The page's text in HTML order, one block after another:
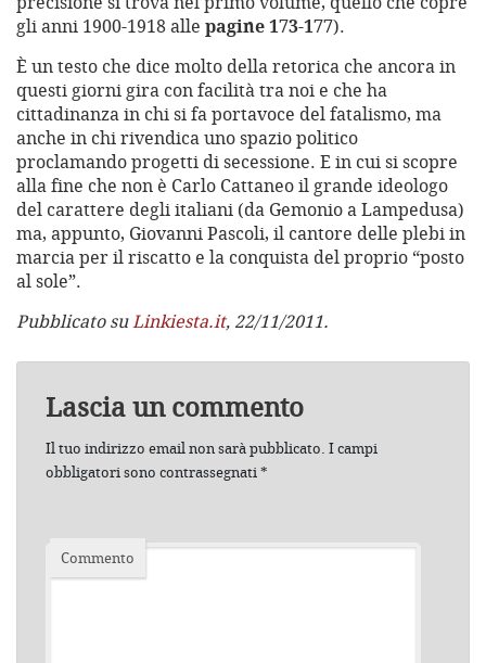
gli anni 1900-1918 alle pagine 173-177).
È un testo che dice molto della retorica che ancora in
questi giorni gira con facilità tra noi e che ha
cittadinanza in chi si fa portavoce del fatalismo, ma
anche in chi rivendica uno spazio politico
proclamando progetti di secessione. E in cui si scopre
alla fine che non è Carlo Cattaneo il grande ideologo
del carattere degli italiani (da Gemonio a Lampedusa)
ma, appunto, Giovanni Pascoli, il cantore delle plebi in
marcia per il riscatto e la conquista del proprio “posto
al sole”.
Pubblicato suLinkiesta.it, 22/11/2011.
Lascia un commento
Il tuo indirizzo email non sarà pubblicato. I campi
obbligatori sono contrassegnati*
Commento